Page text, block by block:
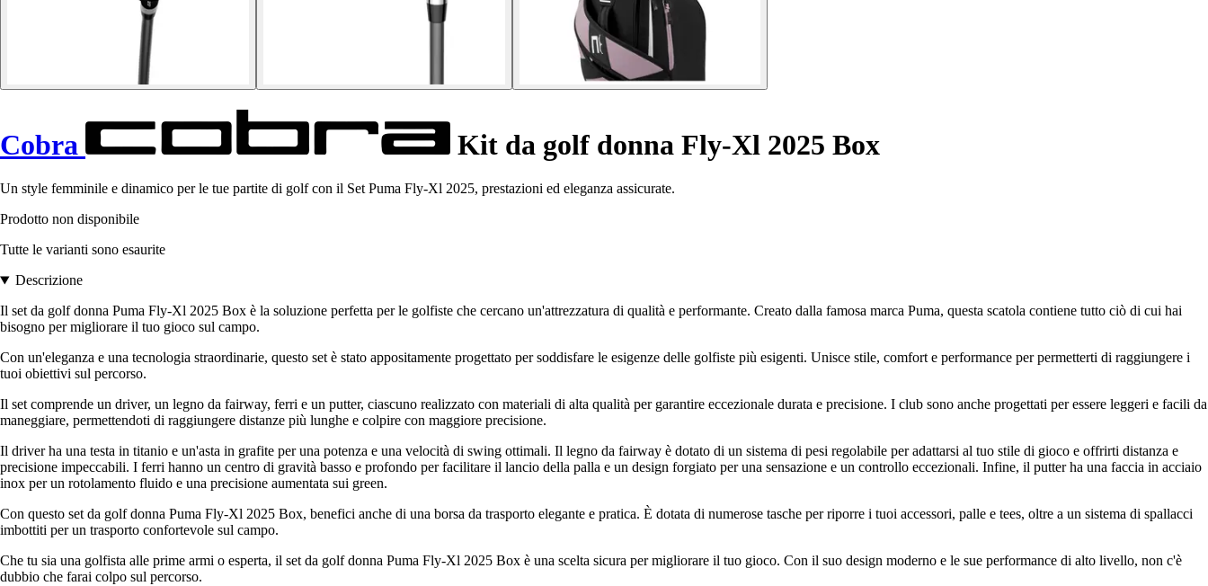
Cobra Kit da golf donna Fly-Xl 2025 Box
Un style femminile e dinamico per le tue partite di golf con il Set Puma Fly-Xl 2025, prestazioni ed eleganza assicurate.
Prodotto non disponibile
Tutte le varianti sono esaurite
Descrizione
Il set da golf donna Puma Fly-Xl 2025 Box è la soluzione perfetta per le golfiste che cercano un'attrezzatura di qualità e performante. Creato dalla famosa marca Puma, questa scatola contiene tutto ciò di cui hai
bisogno per migliorare il tuo gioco sul campo.
Con un'eleganza e una tecnologia straordinarie, questo set è stato appositamente progettato per soddisfare le esigenze delle golfiste più esigenti. Unisce stile, comfort e performance per permetterti di raggiungere i
tuoi obiettivi sul percorso.
Il set comprende un driver, un legno da fairway, ferri e un putter, ciascuno realizzato con materiali di alta qualità per garantire eccezionale durata e precisione. I club sono anche progettati per essere leggeri e facili da
maneggiare, permettendoti di raggiungere distanze più lunghe e colpire con maggiore precisione.
Il driver ha una testa in titanio e un'asta in grafite per una potenza e una velocità di swing ottimali. Il legno da fairway è dotato di un sistema di pesi regolabile per adattarsi al tuo stile di gioco e offrirti distanza e
precisione impeccabili. I ferri hanno un centro di gravità basso e profondo per facilitare il lancio della palla e un design forgiato per una sensazione e un controllo eccezionali. Infine, il putter ha una faccia in acciaio
inox per un rotolamento fluido e una precisione aumentata sui green.
Con questo set da golf donna Puma Fly-Xl 2025 Box, benefici anche di una borsa da trasporto elegante e pratica. È dotata di numerose tasche per riporre i tuoi accessori, palle e tees, oltre a un sistema di spallacci
imbottiti per un trasporto confortevole sul campo.
Che tu sia una golfista alle prime armi o esperta, il set da golf donna Puma Fly-Xl 2025 Box è una scelta sicura per migliorare il tuo gioco. Con il suo design moderno e le sue performance di alto livello, non c'è
dubbio che farai colpo sul percorso.